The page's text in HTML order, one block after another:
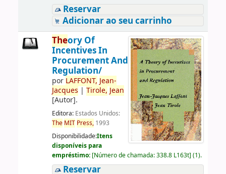
Reservar
Adicionar ao seu carrinho
Theory Of
Incentives In
Procurement And
Regulation/
por LAFFONT, Jean-
Jacques | Tirole, Jean
[Autor].
Editora: Estados Unidos:
The MIT Press,1993
Disponibilidade:Itens
disponíveis para
empréstimo: [Número de chamada:338.8 L163t] (1).
Reservar